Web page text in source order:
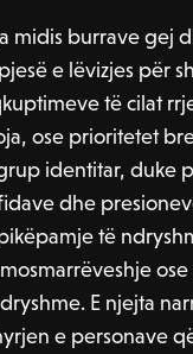
midis burrave gej
e lëvizjes për
të cilat
ose prioritetet
identitar, duke
dhe
të
E njejta
e personave